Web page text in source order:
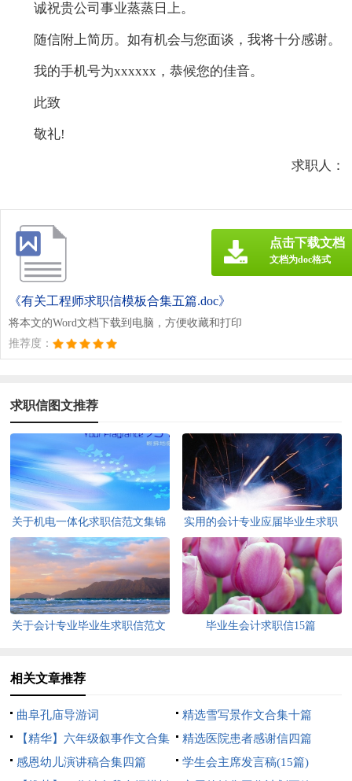
诚祝贵公司事业蒸蒸日上。
随信附上简历。如有机会与您面谈，我将十分感谢。
我的手机号为xxxxxx，恭候您的佳音。
此致
敬礼!
求职人：
《有关工程师求职信模板合集五篇.doc》
将本文的Word文档下载到电脑，方便收藏和打印
推荐度：
点击下载文档
文档为doc格式
求职信图文推荐
关于机电一体化求职信范文集锦
六篇
实用的会计专业应届毕业生求职
信3篇
关于会计专业毕业生求职信范文
毕业生会计求职信15篇
相关文章推荐
曲阜孔庙导游词
精选雪写景作文合集十篇
【精华】六年级叙事作文合集
9篇
精选医院患者感谢信四篇
感恩幼儿演讲稿合集四篇
学生会主席发言稿(15篇)